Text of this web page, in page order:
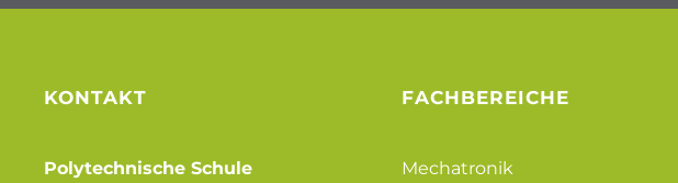
KONTAKT
Polytechnische Schule
FACHBEREICHE
Mechatronik